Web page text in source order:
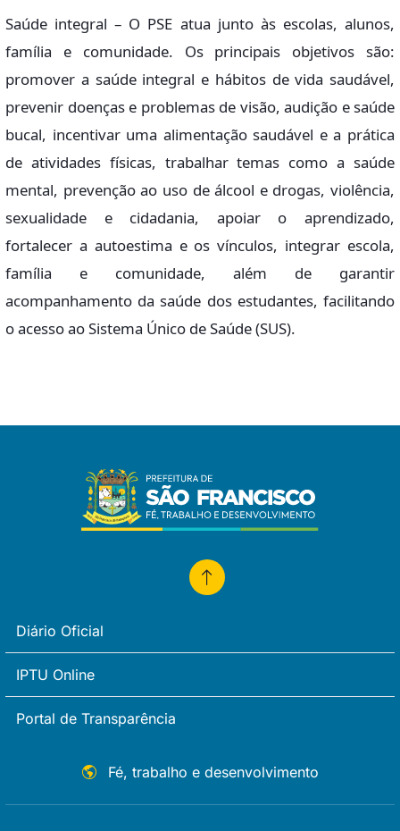
Saúde integral – O PSE atua junto às escolas, alunos,
família e comunidade. Os principais objetivos são:
promover a saúde integral e hábitos de vida saudável,
prevenir doenças e problemas de visão, audição e saúde
bucal, incentivar uma alimentação saudável e a prática
de atividades físicas, trabalhar temas como a saúde
mental, prevenção ao uso de álcool e drogas, violência,
sexualidade e cidadania, apoiar o aprendizado,
fortalecer a autoestima e os vínculos, integrar escola,
família e comunidade, além de garantir
acompanhamento da saúde dos estudantes, facilitando
o acesso ao Sistema Único de Saúde (SUS).
Diário Oficial
IPTU Online
Portal de Transparência
Fé, trabalho e desenvolvimento